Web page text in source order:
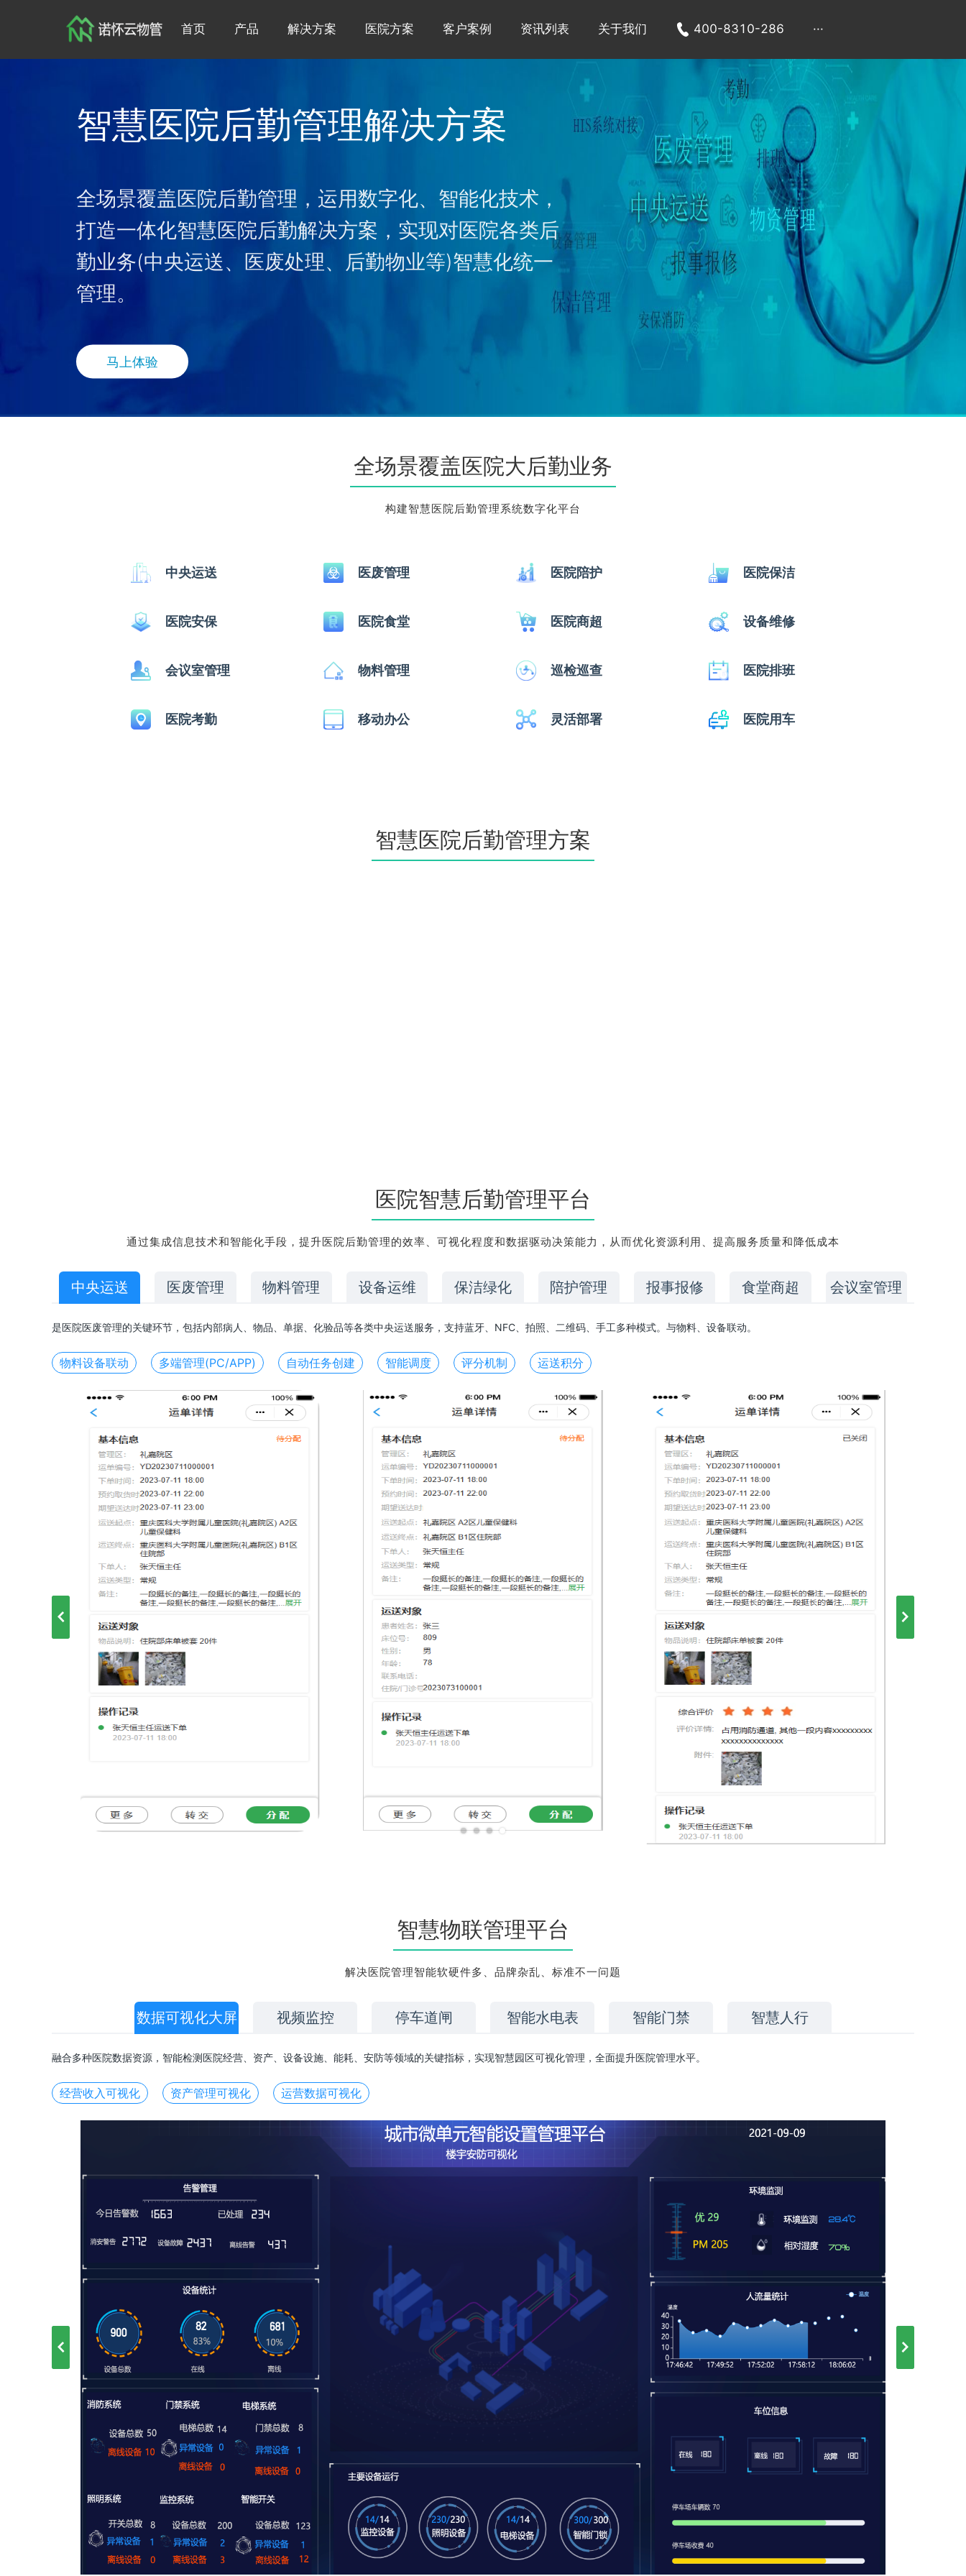
首页 产品 解决方案 医院方案 客户案例 资讯列表 关于我们 400-8310-286 ···
智慧医院后勤管理解决方案
全场景覆盖医院后勤管理，运用数字化、智能化技术，
打造一体化智慧医院后勤解决方案，实现对医院各类后
勤业务(中央运送、医废处理、后勤物业等)智慧化统一
管理。
马上体验
全场景覆盖医院大后勤业务
构建智慧医院后勤管理系统数字化平台
中央运送 医废管理 医院陪护 医院保洁
医院安保 医院食堂 医院商超 设备维修
会议室管理 物料管理 巡检巡查 医院排班
医院考勤 移动办公 灵活部署 医院用车
智慧医院后勤管理方案
医院智慧后勤管理平台
通过集成信息技术和智能化手段，提升医院后勤管理的效率、可视化程度和数据驱动决策能力，从而优化资源利用、提高服务质量和降低成本
中央运送 医废管理 物料管理 设备运维 保洁绿化 陪护管理 报事报修 食堂商超 会议室管理
是医院医废管理的关键环节，包括内部病人、物品、单据、化验品等各类中央运送服务，支持蓝牙、NFC、拍照、二维码、手工多种模式。与物料、设备联动。
物料设备联动 多端管理(PC/APP) 自动任务创建 智能调度 评分机制 运送积分
智慧物联管理平台
解决医院管理智能软硬件多、品牌杂乱、标准不一问题
数据可视化大屏 视频监控 停车道闸 智能水电表 智能门禁 智慧人行
融合多种医院数据资源，智能检测医院经营、资产、设备设施、能耗、安防等领域的关键指标，实现智慧园区可视化管理，全面提升医院管理水平。
经营收入可视化 资产管理可视化 运营数据可视化